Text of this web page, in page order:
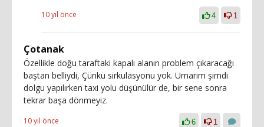
10 yıl önce 4 1
Çotanak
Özellikle doğu taraftaki kapalı alanın problem çıkaracağı
baştan belliydi, Çünkü sirkulasyonu yok. Umarım şimdi
dolgu yapılırken taxi yolu düşünülür de, bir sene sonra
tekrar başa dönmeyiz.
10 yıl önce 6 1